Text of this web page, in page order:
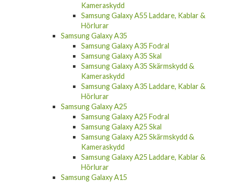
Kameraskydd
Samsung Galaxy A55 Laddare, Kablar &
Hörlurar
Samsung Galaxy A35
Samsung Galaxy A35 Fodral
Samsung Galaxy A35 Skal
Samsung Galaxy A35 Skärmskydd &
Kameraskydd
Samsung Galaxy A35 Laddare, Kablar &
Hörlurar
Samsung Galaxy A25
Samsung Galaxy A25 Fodral
Samsung Galaxy A25 Skal
Samsung Galaxy A25 Skärmskydd &
Kameraskydd
Samsung Galaxy A25 Laddare, Kablar &
Hörlurar
Samsung Galaxy A15